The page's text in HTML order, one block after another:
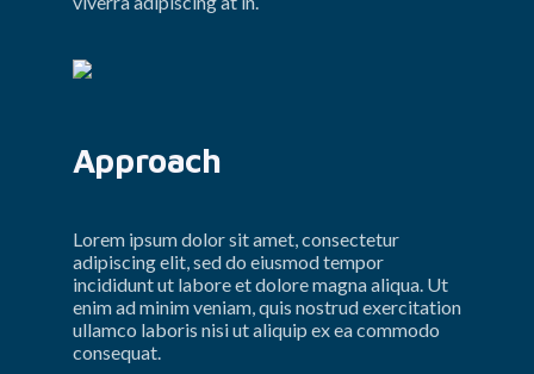
Approach
Lorem ipsum dolor sit amet, consectetur
adipiscing elit, sed do eiusmod tempor
incididunt ut labore et dolore magna aliqua. Ut
enim ad minim veniam, quis nostrud exercitation
ullamco laboris nisi ut aliquip ex ea commodo
consequat.